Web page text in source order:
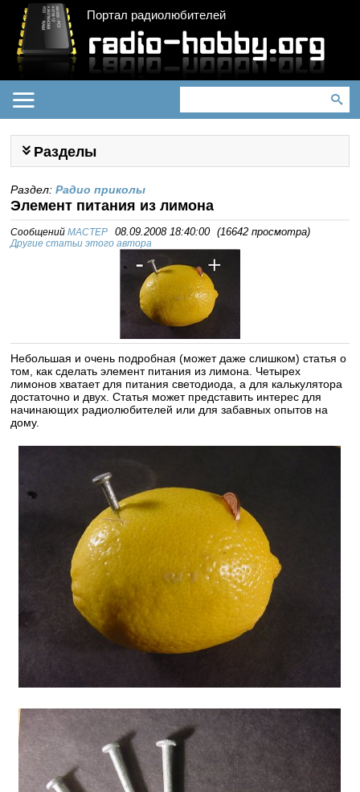
Портал радиолюбителей
Разделы
Раздел:Радио приколы
Элемент питания из лимона
СообщенийMACTEP 08.09.2008 18:40:00 (16642 просмотра)
Другие статьи этого автора
Небольшая и очень подробная (может даже слишком) статья о
том, как сделать элемент питания из лимона. Четырех
лимонов хватает для питания светодиода, а для калькулятора
достаточно и двух. Статья может представить интерес для
начинающих радиолюбителей или для забавных опытов на
дому.